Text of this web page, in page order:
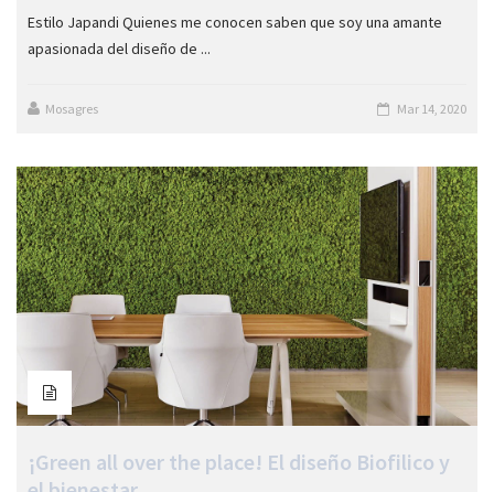
Estilo Japandi Quienes me conocen saben que soy una amante
apasionada del diseño de ...
Mosagres Mar 14, 2020
¡Green all over the place! El diseño Biofilico y